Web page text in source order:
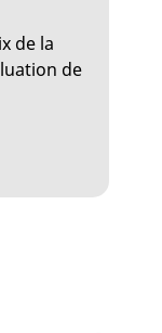
de la
de